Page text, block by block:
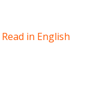
Read in English